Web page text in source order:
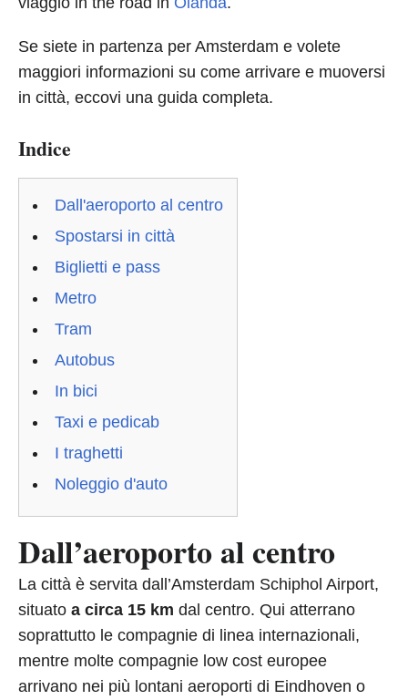
Se siete in partenza per Amsterdam e volete
maggiori informazioni su come arrivare e muoversi
in città, eccovi una guida completa.
Indice
Dall'aeroporto al centro
Spostarsi in città
Biglietti e pass
Metro
Tram
Autobus
In bici
Taxi e pedicab
I traghetti
Noleggio d'auto
Dall’aeroporto al centro
La città è servita dall’Amsterdam Schiphol Airport,
situato a circa 15 km dal centro. Qui atterrano
soprattutto le compagnie di linea internazionali,
mentre molte compagnie low cost europee
arrivano nei più lontani aeroporti di Eindhoven o